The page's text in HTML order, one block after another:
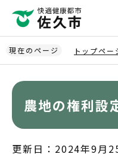
ペ
ー
ジ
現在のページ トップペー
農地の権利設
更新日：2024年9月